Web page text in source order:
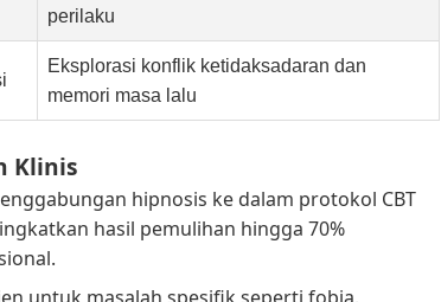
perilaku
Eksplorasi konflik ketidaksadaran dan
memori masa lalu
Klinis
hipnosis ke dalam protokol CBT
hasil pemulihan hingga 70%